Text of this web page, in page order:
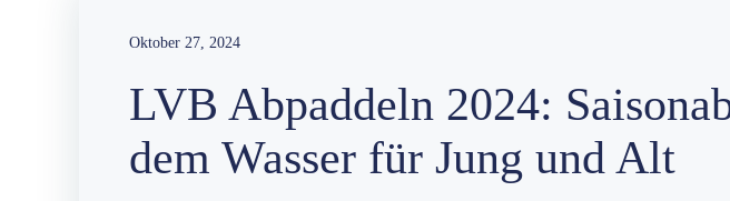
Oktober 27, 2024
LVB Abpaddeln 2024:
dem Wasser für Jung und Alt